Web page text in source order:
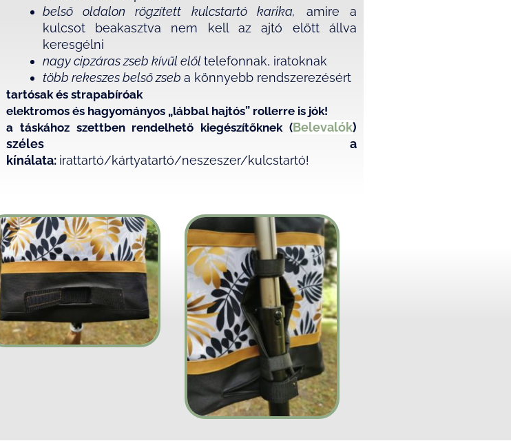
belső oldalon rögzített kulcstartó karika,
amire a
kulcsot beakasztva nem kell az ajtó előtt állva
keresgélni
nagy cipzáras zseb kívül előltelefonnak, iratoknak
több rekeszes belső zseb a könnyebb rendszerezésért
tartósak és strapabíróak
elektromos és hagyományos „lábbal hajtós” rollerre is jók!
a táskához szettben rendelhető kiegészítőknek (Belevalók)
széles a
kínálata: irattartó/kártyatartó/neszeszer/kulcstartó!